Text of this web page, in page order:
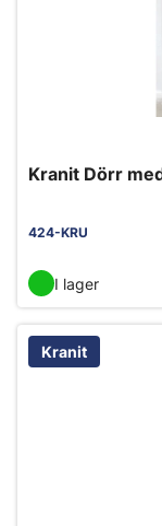
Kranit Dörr
424-KRU
I lager
Kranit